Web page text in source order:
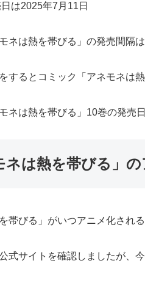
は2025年7月11日
ネは熱を帯びる」の発売間隔
するとコミック「アネモネは
ネは熱を帯びる」10巻の発売
ネは熱を帯びる」
帯びる」がいつアニメ化され
式サイトを確認しましたが、